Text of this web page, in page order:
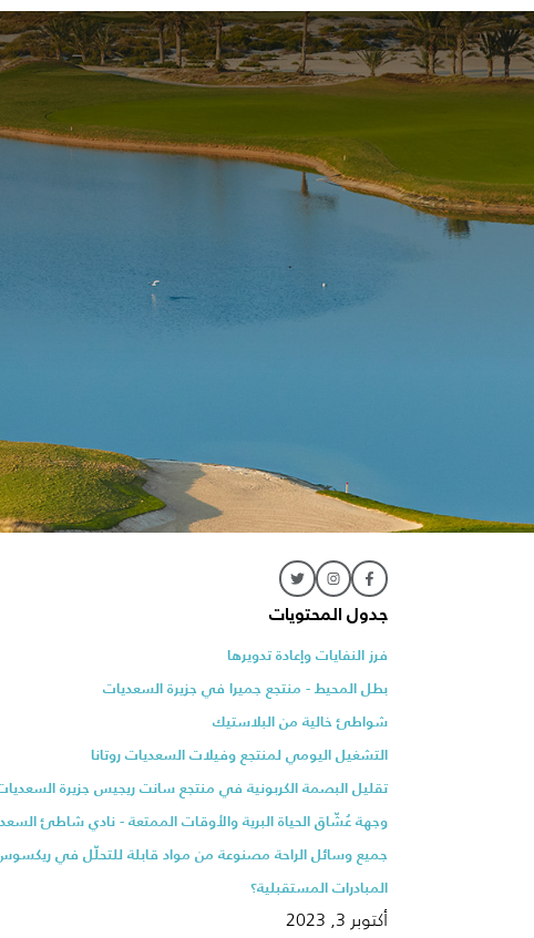
جدول المحتويات
فرز النفايات وإعادة تدويرها
بطل المحيط - منتجع جميرا في جزيرة السعديات
شواطئ خالية من البلاستيك
التشغيل اليومي لمنتجع وفيلات السعديات روتانا
تقليل البصمة الكربونية في منتجع سانت ريجيس جزيرة
وجهة عُشّاق الحياة البرية والأوقات الممتعة - نادي شاطئ
جميع وسائل الراحة مصنوعة من مواد قابلة للتحلّل في
المبادرات المستقبلية؟
أكتوبر 3, 2023